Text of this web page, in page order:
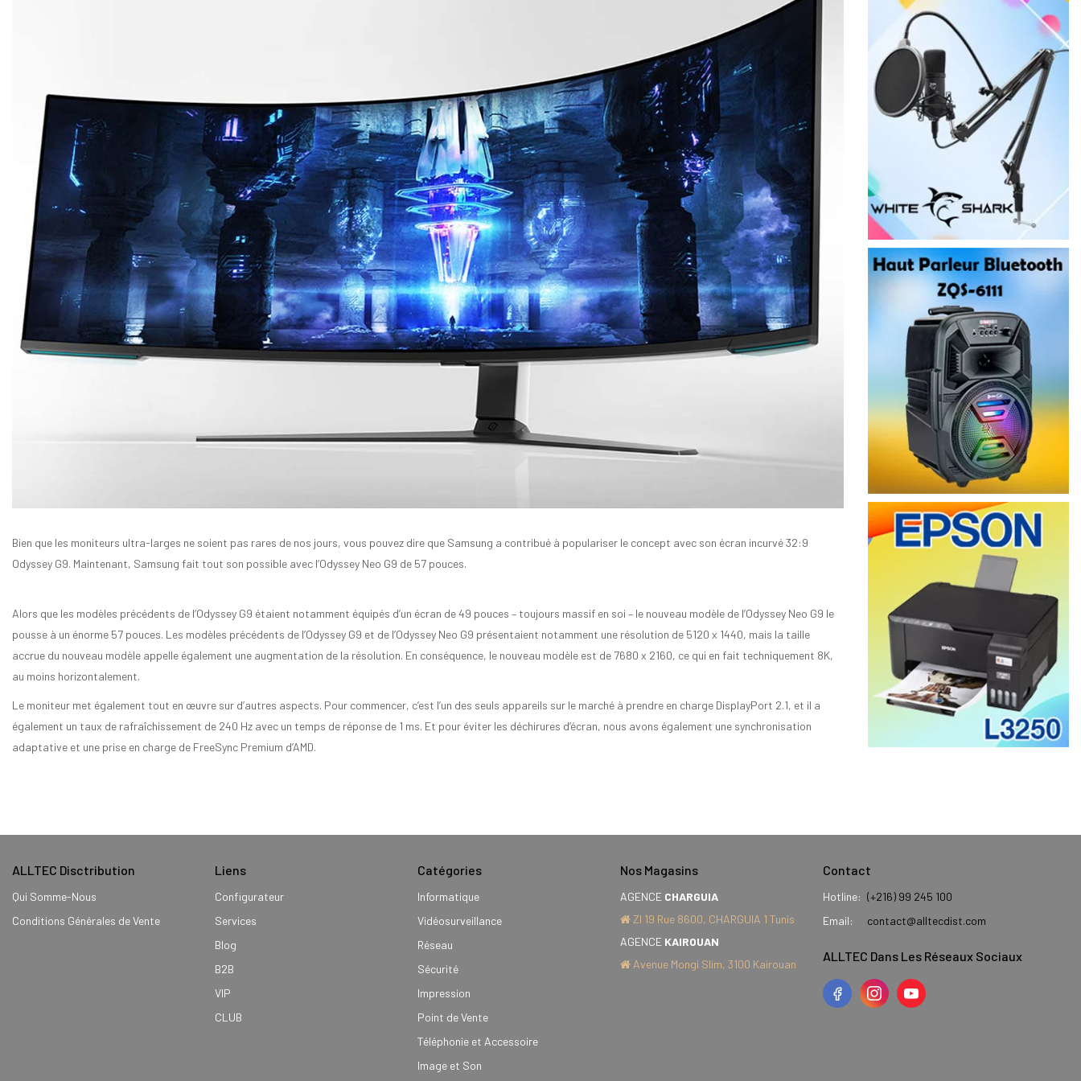
Bien que les moniteurs ultra-larges ne soient pas rares de nos jours, vous pouvez dire que Samsung a contribué à populariser le concept avec son écran incurvé 32:9
Odyssey G9. Maintenant, Samsung fait tout son possible avec l’Odyssey Neo G9 de 57 pouces.
Alors que les modèles précédents de l’Odyssey G9 étaient notamment équipés d’un écran de 49 pouces – toujours massif en soi – le nouveau modèle de l’Odyssey Neo G9 le
pousse à un énorme 57 pouces. Les modèles précédents de l’Odyssey G9 et de l’Odyssey Neo G9 présentaient notamment une résolution de 5120 x 1440, mais la taille
accrue du nouveau modèle appelle également une augmentation de la résolution. En conséquence, le nouveau modèle est de 7680 x 2160, ce qui en fait techniquement 8K,
au moins horizontalement.
Le moniteur met également tout en œuvre sur d’autres aspects. Pour commencer, c’est l’un des seuls appareils sur le marché à prendre en charge DisplayPort 2.1, et il a
également un taux de rafraîchissement de 240 Hz avec un temps de réponse de 1 ms. Et pour éviter les déchirures d’écran, nous avons également une synchronisation
adaptative et une prise en charge de FreeSync Premium d’AMD.
ALLTEC Disctribution
Qui Somme-Nous
Conditions Générales de Vente
Liens
Configurateur
Services
Blog
B2B
VIP
CLUB
Catégories
Informatique
Vidéosurveillance
Réseau
Sécurité
Impression
Point de Vente
Téléphonie et Accessoire
Image et Son
Nos Magasins
AGENCE CHARGUIA
ZI 19 Rue 8600, CHARGUIA 1 Tunis
AGENCE KAIROUAN
Avenue Mongi Slim, 3100 Kairouan
Contact
Hotline: (+216) 99 245 100
Email:
contact@alltecdist.com
ALLTEC Dans Les Réseaux Sociaux